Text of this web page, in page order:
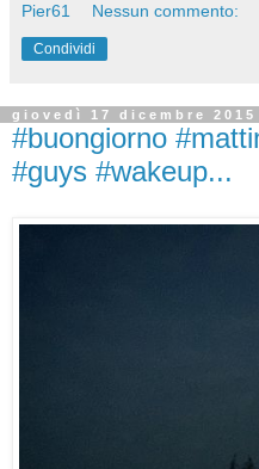
Pier61 Nessun commento:
Condividi
giovedì 17 dicembre 2015
#buongiorno
#guys #wakeup...